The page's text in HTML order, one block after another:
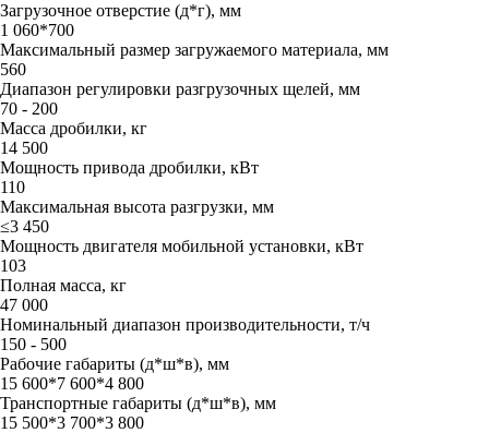
Загрузочное отверстие (д*г), мм
1 060*700
Максимальный размер загружаемого материала, мм
560
Диапазон регулировки разгрузочных щелей, мм
70 - 200
Масса дробилки, кг
14 500
Мощность привода дробилки, кВт
110
Максимальная высота разгрузки, мм
≤3 450
Мощность двигателя мобильной установки, кВт
103
Полная масса, кг
47 000
Номинальный диапазон производительности, т/ч
150 - 500
Рабочие габариты (д*ш*в), мм
15 600*7 600*4 800
Транспортные габариты (д*ш*в), мм
15 500*3 700*3 800